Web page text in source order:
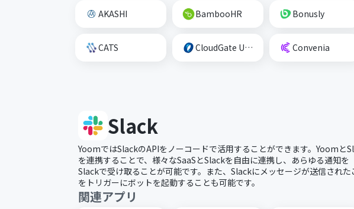
AKASHI BambooHR Bonusly
CATS CloudGate UNO Convenia
Slack
YoomではSlackのAPIをノーコードで活用することができます。Yoomと
を連携することで、様々なSaaSとSlackを自由に連携し、あらゆる通知を
Slackで受け取ることが可能です。また、Slackにメッセージが送信された
をトリガーにボットを起動することも可能です。
関連アプリ